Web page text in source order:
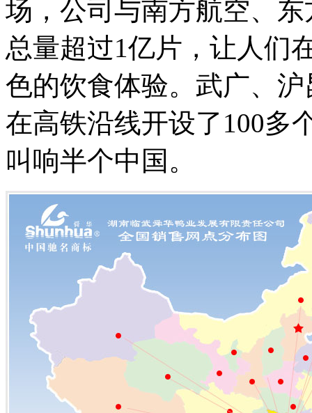
场，公司与南方航空、
总量超过1亿片，让人们
色的饮食体验。武广、
在高铁沿线开设了100多
叫响半个中国。